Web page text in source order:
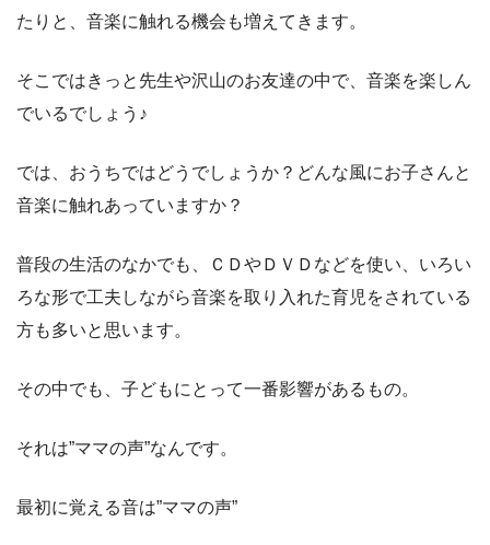
たりと、音楽に触れる機会も増えてきます。
そこではきっと先生や沢山のお友達の中で、音楽を楽しん
でいるでしょう♪
では、おうちではどうでしょうか？どんな風にお子さんと
音楽に触れあっていますか？
普段の生活のなかでも、ＣＤやＤＶＤなどを使い、いろい
ろな形で工夫しながら音楽を取り入れた育児をされている
方も多いと思います。
その中でも、子どもにとって一番影響があるもの。
それは”ママの声”なんです。
最初に覚える音は”ママの声”